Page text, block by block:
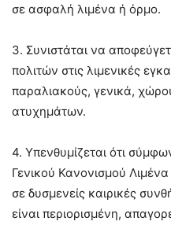
σε ασφαλή λιμένα ή όρμο.
3. Συνιστάται να
πολιτών στις λιμενικές
παραλιακούς, γενικά,
ατυχημάτων.
4. Υπενθυμίζεται ότι
Γενικού Κανονισμού
σε δυσμενείς καιρικές
είναι περιορισμένη,